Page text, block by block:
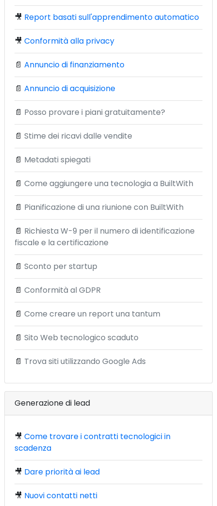
🎥 Report basati sull'apprendimento automatico
🎥 Conformità alla privacy
📄 Annuncio di finanziamento
📄 Annuncio di acquisizione
📄 Posso provare i piani gratuitamente?
📄 Stime dei ricavi dalle vendite
📄 Metadati spiegati
📄 Come aggiungere una tecnologia a BuiltWith
📄 Pianificazione di una riunione con BuiltWith
📄 Richiesta W-9 per il numero di identificazione
fiscale e la certificazione
📄 Sconto per startup
📄 Conformità al GDPR
📄 Come creare un report una tantum
📄 Sito Web tecnologico scaduto
📄 Trova siti utilizzando Google Ads
Generazione di lead
🎥 Come trovare i contratti tecnologici in
scadenza
🎥 Dare priorità ai lead
🎥 Nuovi contatti netti